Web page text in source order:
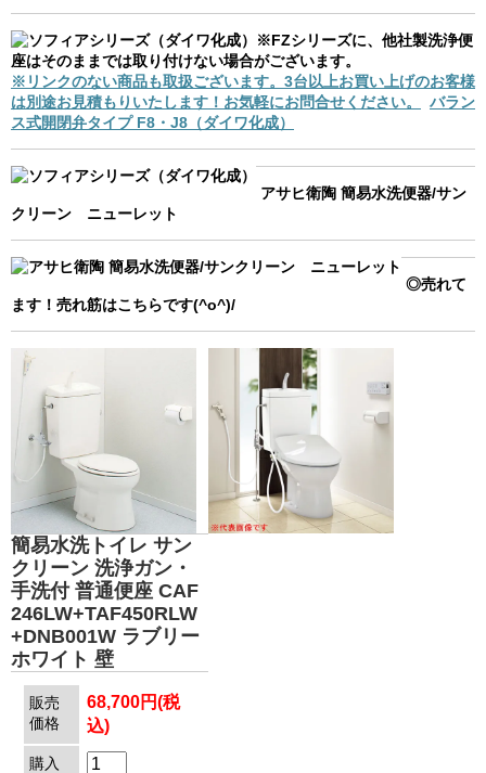
※FZシリーズに、他社製洗浄便
座はそのままでは取り付けない場合がございます。
※リンクのない商品も取扱ございます。3台以上お買い上げのお客様
は別途お見積もりいたします！お気軽にお問合せください。
バラン
ス式開閉弁タイプ F8・J8（ダイワ化成）
アサヒ衛陶 簡易水洗便器/サン
クリーン ニューレット
◎売れて
ます！売れ筋はこちらです(^o^)/
簡易水洗トイレ サン
クリーン 洗浄ガン・
手洗付 普通便座 CAF
246LW+TAF450RLW
+DNB001W ラブリー
ホワイト 壁
販売
価格
68,700円(税
込)
購入